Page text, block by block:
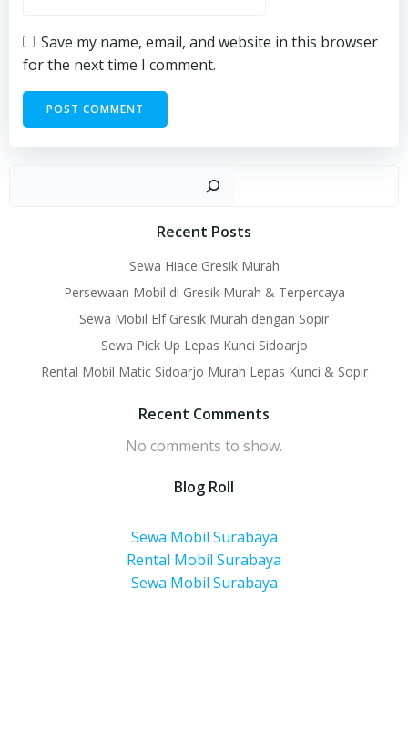
Save my name, email, and website in this browser
for the next time I comment.
Recent Posts
Sewa Hiace Gresik Murah
Persewaan Mobil di Gresik Murah & Terpercaya
Sewa Mobil Elf Gresik Murah dengan Sopir
Sewa Pick Up Lepas Kunci Sidoarjo
Rental Mobil Matic Sidoarjo Murah Lepas Kunci & Sopir
Recent Comments
No comments to show.
Blog Roll
Sewa Mobil Surabaya
Rental Mobil Surabaya
Sewa Mobil Surabaya